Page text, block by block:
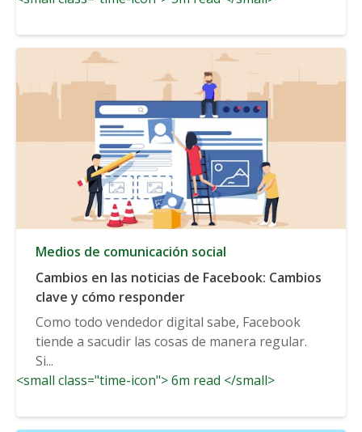
Medios de comunicación social
Cambios en las noticias de Facebook: Cambios
clave y cómo responder
Como todo vendedor digital sabe, Facebook
tiende a sacudir las cosas de manera regular.
Si...
<small class="time-icon"> 6m read </small>